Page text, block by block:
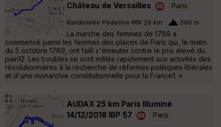
Château de Versailles
Paris
Randonnée Pédestre 29 km 560 m
La marche des femmes de 1789 a
commencé parmi les femmes des places de Paris qui, le matin
du 5 octobre 1789, ont failli s'émeuter contre le prix élevé du
pain12. Les troubles se sont mêlés rapidement aux activités des
révolutionnaires à la recherche de réformes politiques libérales
et d'une monarchie constitutionnelle pour la France1. »
AUDAX 25 km Paris Illuminé
14/12/2018 IBP 57
Paris